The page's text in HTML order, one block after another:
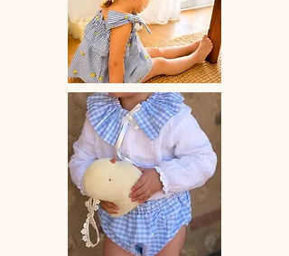
🤍 Une coupe pensée pour sublimer
toutes les morphologies avec confort
et délicatesse.
👩‍👧 À porter seule ou en duo avec
votre mini pour un tendre look matchy
matchy plein de charme.
🪡 Chaque pièce est confectionnée
artisanalement avec soin dans notre
atelier au Pays Basque.
🧵 Détails :